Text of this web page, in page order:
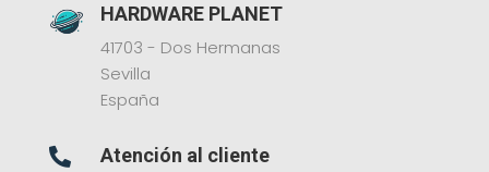
HARDWARE PLANET
41703 - Dos Hermanas
Sevilla
España

Atención al cliente